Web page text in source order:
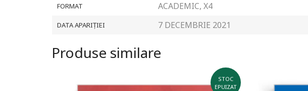
FORMAT ACADEMIC, X4
DATA APARIȚIEI 7 DECEMBRIE 2021
Produse similare
STOC
EPUIZAT